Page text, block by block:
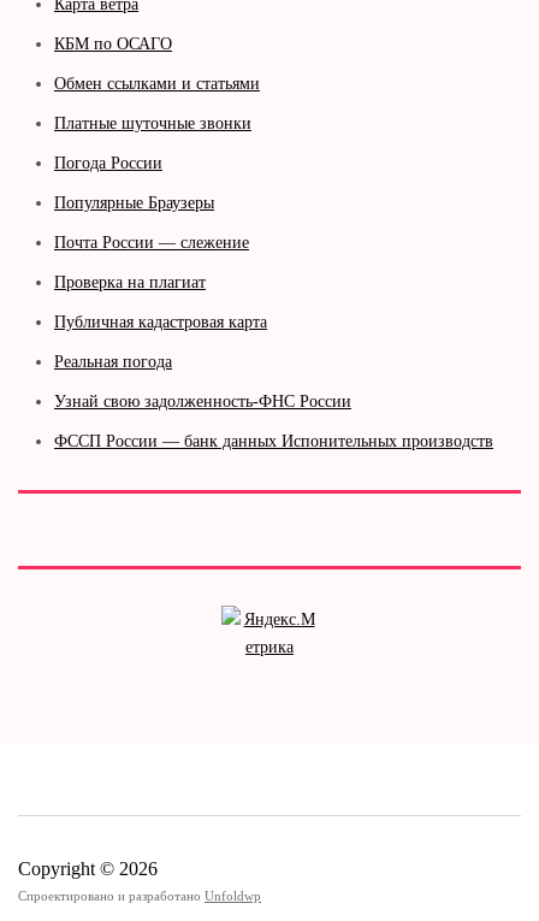
Карта ветра
КБМ по ОСАГО
Обмен ссылками и статьями
Платные шуточные звонки
Погода России
Популярные Браузеры
Почта России — слежение
Проверка на плагиат
Публичная кадастровая карта
Реальная погода
Узнай свою задолженность-ФНС России
ФССП России — банк данных Испонительных производств
Copyright © 2026
Спроектировано и разработано Unfoldwp